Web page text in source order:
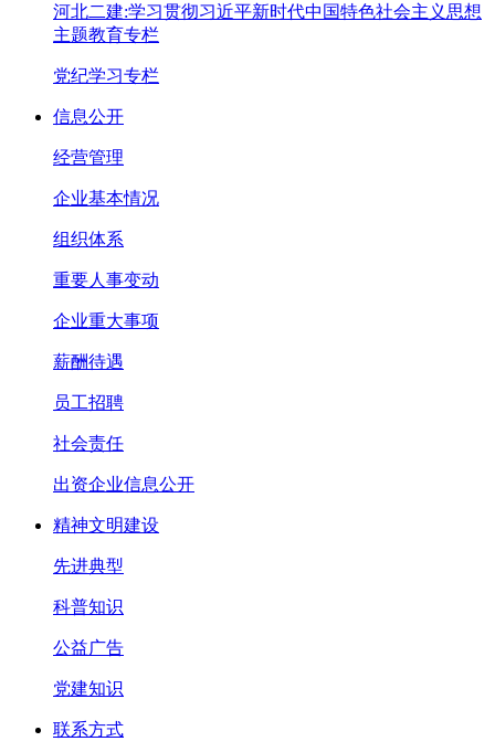
河北二建:学习贯彻习近平新时代中国特色社会主义思想
主题教育专栏
党纪学习专栏
信息公开
经营管理
企业基本情况
组织体系
重要人事变动
企业重大事项
薪酬待遇
员工招聘
社会责任
出资企业信息公开
精神文明建设
先进典型
科普知识
公益广告
党建知识
联系方式